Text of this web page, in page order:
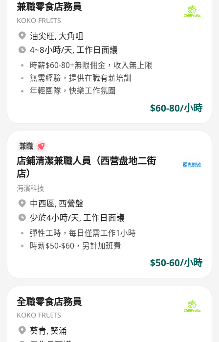
兼職零食店務員
KOKO FRUITS
油尖旺, 大角咀
4~8小時/天, 工作日面議
時薪$60-80+無限佣金，收入無上限
無需經驗，提供在職有薪培訓
年輕團隊，快樂工作氛圍
$60-80/小時
兼職
店鋪清潔兼職人員（西营盘地二街
店）
海濱科技
中西區, 西營盤
少於4小時/天, 工作日面議
彈性工時，每日僅需工作1小時
時薪$50-$60，另計加班費
$50-60/小時
全職零食店務員
KOKO FRUITS
葵青, 葵涌